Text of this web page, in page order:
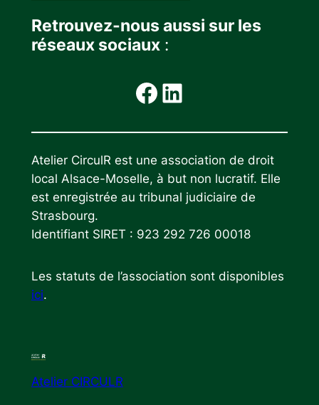
Retrouvez-nous aussi sur les
réseaux sociaux:
Facebook
LinkedIn
Atelier CirculR est une association de droit
local Alsace-Moselle, à but non lucratif. Elle
est enregistrée au tribunal judiciaire de
Strasbourg.
Identifiant SIRET : 923 292 726 00018
Les statuts de l’association sont disponibles
ici.
Atelier CIRCULR